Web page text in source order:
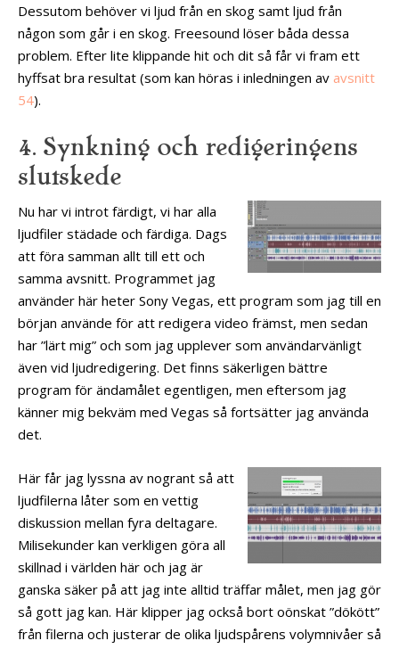
Dessutom behöver vi ljud från en skog samt ljud från
någon som går i en skog. Freesound löser båda dessa
problem. Efter lite klippande hit och dit så får vi fram ett
hyffsat bra resultat (som kan höras i inledningen av avsnitt
54).
4. Synkning och redigeringens
slutskede
Nu har vi introt färdigt, vi har alla
ljudfiler städade och färdiga. Dags
att föra samman allt till ett och
samma avsnitt. Programmet jag
använder här heter Sony Vegas, ett program som jag till en
början använde för att redigera video främst, men sedan
har ”lärt mig” och som jag upplever som användarvänligt
även vid ljudredigering. Det finns säkerligen bättre
program för ändamålet egentligen, men eftersom jag
känner mig bekväm med Vegas så fortsätter jag använda
det.
Här får jag lyssna av nogrant så att
ljudfilerna låter som en vettig
diskussion mellan fyra deltagare.
Milisekunder kan verkligen göra all
skillnad i världen här och jag är
ganska säker på att jag inte alltid träffar målet, men jag gör
så gott jag kan. Här klipper jag också bort oönskat ”dökött”
från filerna och justerar de olika ljudspårens volymnivåer så